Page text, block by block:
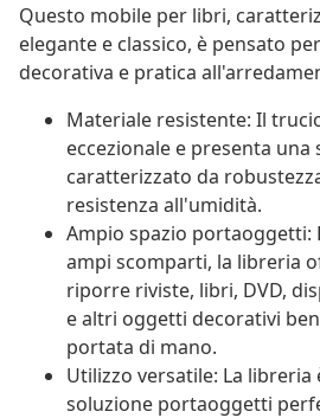
Questo mobile per libri,
elegante e classico, è pensato
decorativa e pratica
Materiale resistente: Il
eccezionale e presenta una
caratterizzato da
resistenza all'umidità.
Ampio spazio portaoggetti:
ampi scomparti, la libreria
riporre riviste, libri, DVD,
e altri oggetti decorativi
portata di mano.
Utilizzo versatile: La libreria
soluzione portaoggetti